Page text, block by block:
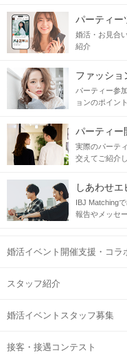
パーティー
婚活・お見合
紹介
ファッショ
パーティー参
ョンのポイント
パーティー
実際のパーテ
交えてご紹介
しあわせエ
IBJ Matching
報告やメッセ
婚活イベント開催支援・コラ
スタッフ紹介
婚活イベントスタッフ募集
接客・接遇コンテスト